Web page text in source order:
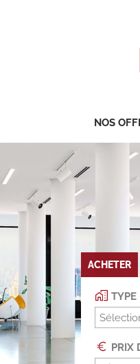
NOS
ACHETER
TYPE
PRIX